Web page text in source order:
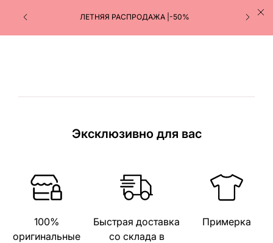
ЛЕТНЯЯ РАСПРОДАЖА |-50%
Эксклюзивно для вас
100%
оригинальные
Быстрая доставка
со склада в
Примерка